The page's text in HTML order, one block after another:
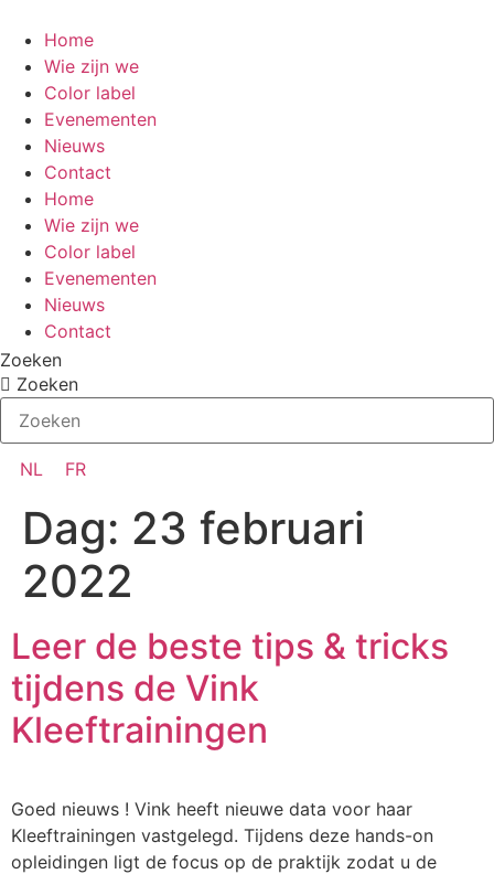
naar
inhoud
Home
Wie zijn we
Color label
Evenementen
Nieuws
Contact
Home
Wie zijn we
Color label
Evenementen
Nieuws
Contact
Zoeken
Zoeken
NL FR
Dag: 23 februari
2022
Leer de beste tips & tricks
tijdens de Vink
Kleeftrainingen
Goed nieuws ! Vink heeft nieuwe data voor haar
Kleeftrainingen vastgelegd. Tijdens deze hands-on
opleidingen ligt de focus op de praktijk zodat u de